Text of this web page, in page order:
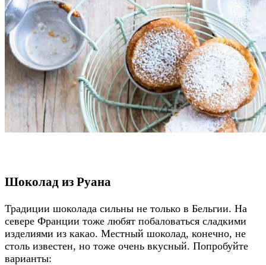
Шоколад из Руана
Традиции шоколада сильны не только в Бельгии. На
севере Франции тоже любят побаловаться сладкими
изделиями из какао. Местный шоколад, конечно, не
столь известен, но тоже очень вкусный. Попробуйте
варианты: